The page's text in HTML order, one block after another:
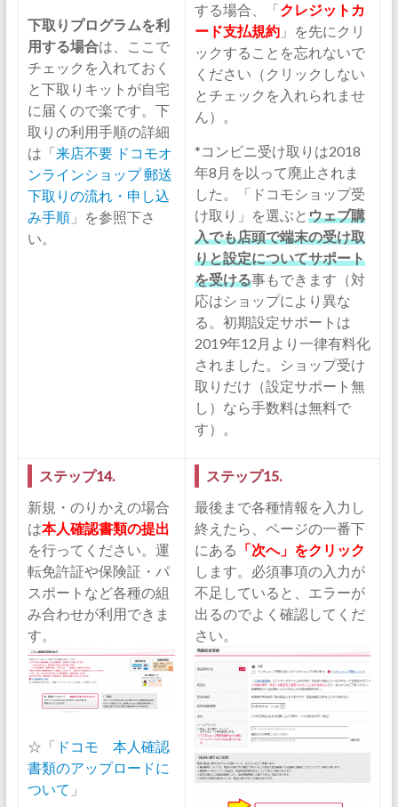
下取りプログラムを利
用する場合は、ここで
チェックを入れておく
と下取りキットが自宅
に届くので楽です。下
取りの利用手順の詳細
は「来店不要 ドコモオ
ンラインショップ 郵送
下取りの流れ・申し込
み手順」を参照下さ
い。
する場合、「クレジットカ
ード支払規約」を先にクリ
ックすることを忘れないで
ください（クリックしない
とチェックを入れられませ
ん）。
*コンビニ受け取りは2018
年8月を以って廃止されま
した。「ドコモショップ受
け取り」を選ぶとウェブ購
入でも店頭で端末の受け取
りと設定についてサポート
を受ける事もできます（対
応はショップにより異な
る。初期設定サポートは
2019年12月より一律有料化
されました。ショップ受け
取りだけ（設定サポート無
し）なら手数料は無料で
す）。
ステップ14.
新規・のりかえの場合
は本人確認書類の提出
を行ってください。運
転免許証や保険証・パ
スポートなど各種の組
み合わせが利用できま
す。
☆「 ドコモ 本人確認
書類のアップロードに
ついて 」
ステップ15.
最後まで各種情報を入力し
終えたら、ページの一番下
にある 「次へ」をクリック
します。必須事項の入力が
不足していると、エラーが
出るのでよく確認してくだ
さい。